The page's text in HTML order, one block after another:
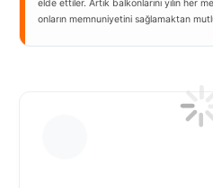
elde ettiler. Artık balkonlarını yılın her
onların memnuniyetini sağlamaktan